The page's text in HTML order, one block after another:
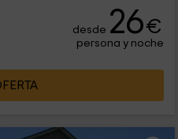
desde 26€
persona y noche